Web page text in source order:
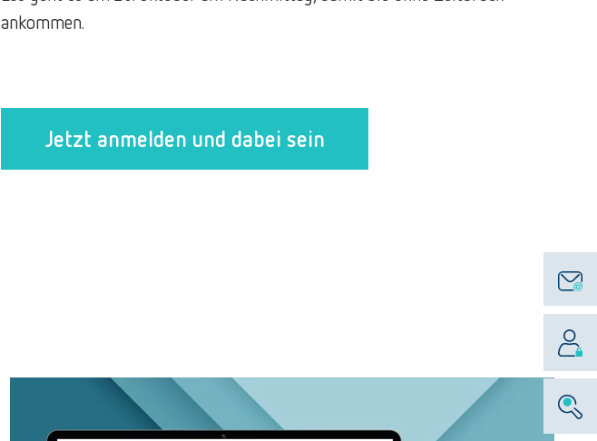
ankommen.
Jetzt anmelden und dabei sein